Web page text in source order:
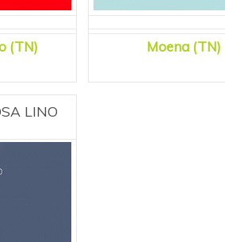
(TN) Moena (TN)
LINO